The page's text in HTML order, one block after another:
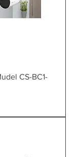
CS-BC1-